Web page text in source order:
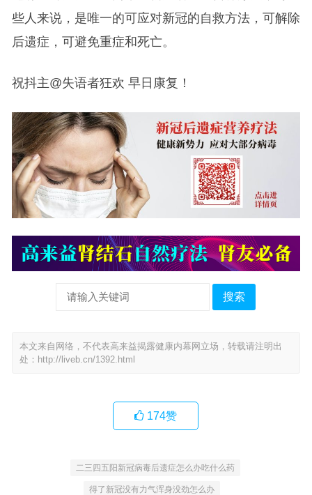
些人来说，是唯一的可应对新冠的自救方法，可解除
后遗症，可避免重症和死亡。
祝抖主@失语者狂欢 早日康复！
搜索
本文来自网络，不代表高来益揭露健康内幕网立场，转载请注明出
处： http://liveb.cn/1392.html
174赞
二三四五阳新冠病毒后遗症怎么办吃什么药
得了新冠没有力气浑身没劲怎么办